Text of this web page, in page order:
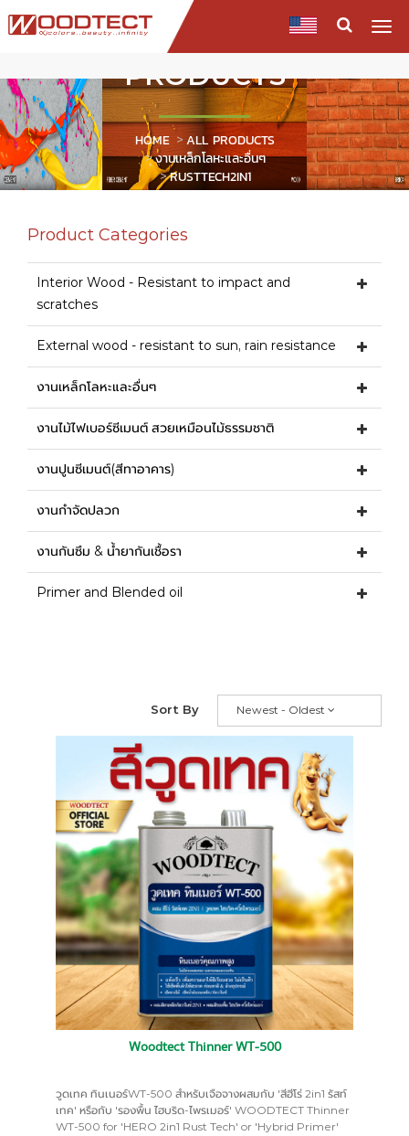
PRODUCTS
HOME
ALL PRODUCTS
งานเหล็กโลหะและอื่นๆ
RUSTTECH2IN1
Product Categories
Interior Wood - Resistant to impact and
scratches
External wood - resistant to sun, rain resistance
งานเหล็กโลหะและอื่นๆ
งานไม้ไฟเบอร์ซีเมนต์ สวยเหมือนไม้ธรรมชาติ
งานปูนซีเมนต์(สีทาอาคาร)
งานกำจัดปลวก
งานกันซึม & น้ำยากันเชื้อรา
Primer and Blended oil
Sort By Newest - Oldest
Woodtect Thinner WT-500
วูดเทค ทินเนอร์WT-500 สำหรับเจือจางผสมกับ 'สีฮีโร่ 2in1 รัสท์
เทค' หรือกับ 'รองพื้น ไฮบริด-ไพรเมอร์' WOODTECT Thinner
WT-500 for 'HERO 2in1 Rust Tech' or 'Hybrid Primer'